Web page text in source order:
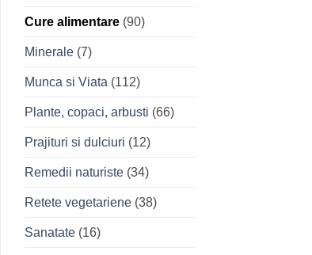
Cure alimentare(90)
Minerale(7)
Munca si Viata (112)
Plante, copaci, arbusti (66)
Prajituri si dulciuri (12)
Remedii naturiste(34)
Retete vegetariene(38)
Sanatate(16)